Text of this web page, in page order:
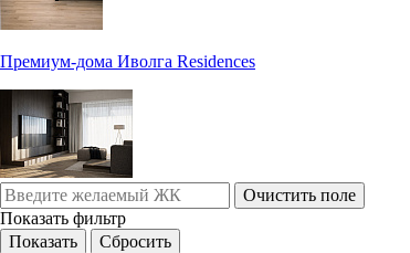
Премиум-дома Иволга Residences
Очистить поле
Показать фильтр